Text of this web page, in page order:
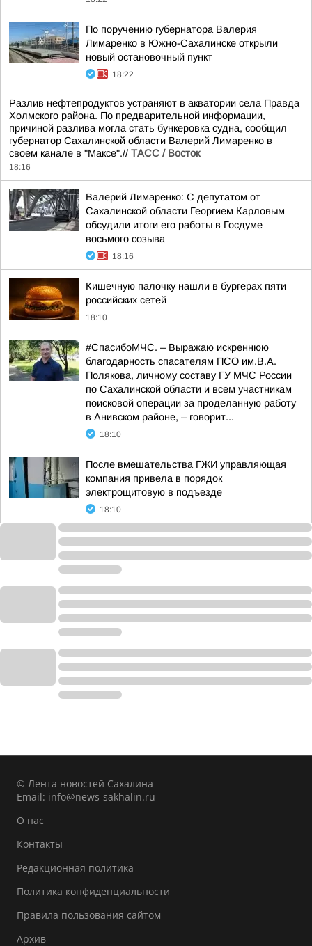
По поручению губернатора Валерия
Лимаренко в Южно-Сахалинске открыли
новый остановочный пункт
18:22
Разлив нефтепродуктов устраняют в акватории села Правда
Холмского района. По предварительной информации,
причиной разлива могла стать бункеровка судна, сообщил
губернатор Сахалинской области Валерий Лимаренко в
своем канале в "Максе".// ТАСС / Восток
18:16
Валерий Лимаренко: С депутатом от
Сахалинской области Георгием Карловым
обсудили итоги его работы в Госдуме
восьмого созыва
18:16
Кишечную палочку нашли в бургерах пяти
российских сетей
18:10
#СпасибоМЧС. – Выражаю искреннюю
благодарность спасателям ПСО им.В.А.
Полякова, личному составу ГУ МЧС России
по Сахалинской области и всем участникам
поисковой операции за проделанную работу
в Анивском районе, – говорит...
18:10
После вмешательства ГЖИ управляющая
компания привела в порядок
электрощитовую в подъезде
18:10
© Лента новостей Сахалина
Email: info@news-sakhalin.ru
О нас
Контакты
Редакционная политика
Политика конфиденциальности
Правила пользования сайтом
Архив